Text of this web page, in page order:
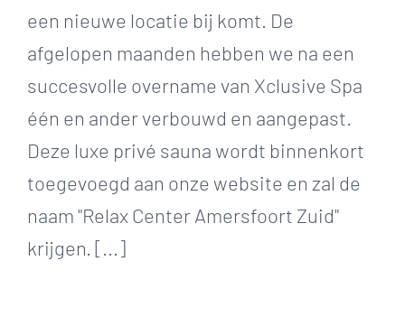
een nieuwe locatie bij komt. De
afgelopen maanden hebben we na een
succesvolle overname van Xclusive Spa
één en ander verbouwd en aangepast.
Deze luxe privé sauna wordt binnenkort
toegevoegd aan onze website en zal de
naam "Relax Center Amersfoort Zuid"
krijgen. [...]